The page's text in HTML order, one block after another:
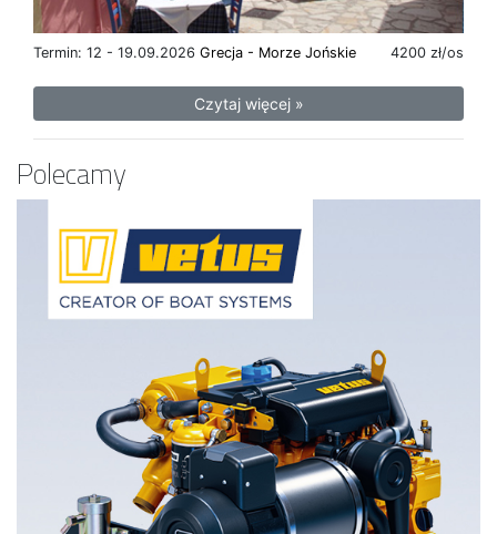
Termin: 12 - 19.09.2026 4200 zł/os
Grecja - Morze Jońskie
Czytaj więcej »
Polecamy